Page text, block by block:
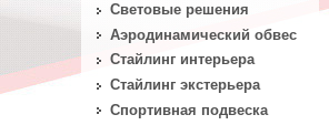
Световые решения
Аэродинамический обвес
Стайлинг интерьера
Стайлинг экстерьера
Спортивная подвеска